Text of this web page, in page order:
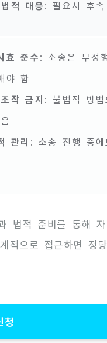
적 대응 : 필요시 후속
효 준수 : 소송은 부정
야 함
작 금지 : 불법적 방
관리 : 소송 진행 중
법적 준비를 통해
적으로 접근하면 정
청